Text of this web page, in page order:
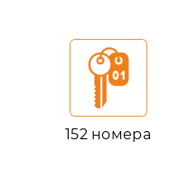
152 номера